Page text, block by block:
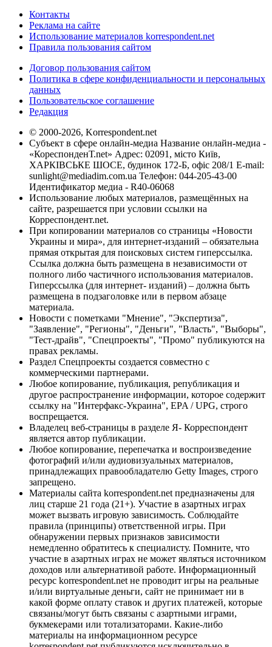
Контакты
Реклама на сайте
Использование материалов korrespondent.net
Правила пользования сайтом
Договор пользования сайтом
Политика в сфере конфиденциальности и персональных
данных
Пользовательское соглашение
Редакция
© 2000-2026, Korrespondent.net
Субъект в сфере онлайн-медиа Название онлайн-медиа -
«КореспонденТ.net» Адрес: 02091, місто Київ,
ХАРКІВСЬКЕ ШОСЕ, будинок 172-Б, офіс 208/1 E-mail:
sunlight@mediadim.com.ua Телефон: 044-205-43-00
Идентификатор медиа - R40-06068
Использование любых материалов, размещённых на
сайте, разрешается при условии ссылки на
Корреспондент.net.
При копировании материалов со страницы «Новости
Украины и мира», для интернет-изданий – обязательна
прямая открытая для поисковых систем гиперссылка.
Ссылка должна быть размещена в независимости от
полного либо частичного использования материалов.
Гиперссылка (для интернет- изданий) – должна быть
размещена в подзаголовке или в первом абзаце
материала.
Новости с пометками "Мнение", "Экспертиза",
"Заявление", "Регионы", "Деньги", "Власть", "Выборы",
"Тест-драйв", "Спецпроекты", "Промо" публикуются на
правах рекламы.
Раздел Спецпроекты создается совместно с
коммерческими партнерами.
Любое копирование, публикация, републикация и
другое распространение информации, которое содержит
ссылку на "Интерфакс-Украина", EPA / UPG, строго
воспрещается.
Владелец веб-страницы в разделе Я- Корреспондент
является автор публикации.
Любое копирование, перепечатка и воспроизведение
фотографий и/или аудиовизуальных материалов,
принадлежащих правообладателю Getty Images, строго
запрещено.
Материалы сайта korrespondent.net предназначены для
лиц старше 21 года (21+). Участие в азартных играх
может вызвать игровую зависимость. Соблюдайте
правила (принципы) ответственной игры. При
обнаружении первых признаков зависимости
немедленно обратитесь к специалисту. Помните, что
участие в азартных играх не может являться источником
доходов или альтернативой работе. Информационный
ресурс korrespondent.net не проводит игры на реальные
и/или виртуальные деньги, сайт не принимает ни в
какой форме оплату ставок и других платежей, которые
связаны/могут быть связаны с азартными играми,
букмекерами или тотализаторами. Какие-либо
материалы на информационном ресурсе